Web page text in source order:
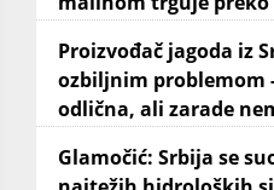
Proizvođač jagoda iz
ozbiljnim problemom
odlična, ali zarade
Glamočić: Srbija se